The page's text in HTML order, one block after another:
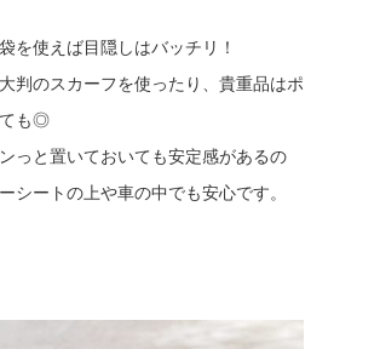
を使えば目隠しはバッチリ！
判のスカーフを使ったり、貴重品はポ
ても◎
っと置いておいても安定感があるの
シートの上や車の中でも安心です。